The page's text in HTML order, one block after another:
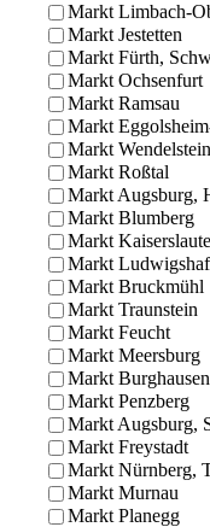
Markt Limbach-
Markt Jestetten
Markt Fürth,
Markt Ochsenfurt
Markt Ramsau
Markt
Markt Wendelstein
Markt Roßtal
Markt Augsburg,
Markt Blumberg
Markt
Markt
Markt Bruckmühl
Markt Traunstein
Markt Feucht
Markt Meersburg
Markt Burghausen
Markt Penzberg
Markt Augsburg,
Markt Freystadt
Markt Nürnberg,
Markt Murnau
Markt Planegg